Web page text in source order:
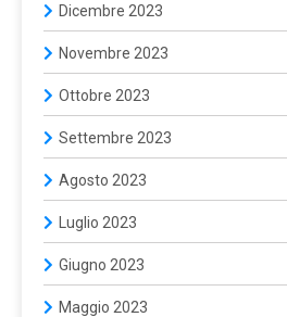
Dicembre 2023
Novembre 2023
Ottobre 2023
Settembre 2023
Agosto 2023
Luglio 2023
Giugno 2023
Maggio 2023